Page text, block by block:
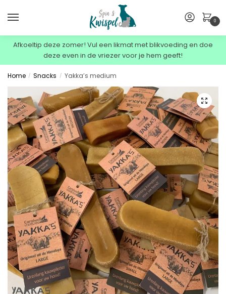
0
Afkoeltip deze zomer! Vul een likmat met blikvoeding en doe
deze even in de vriezer voor je hem geeft!
Home / Snacks / Yakka’s medium